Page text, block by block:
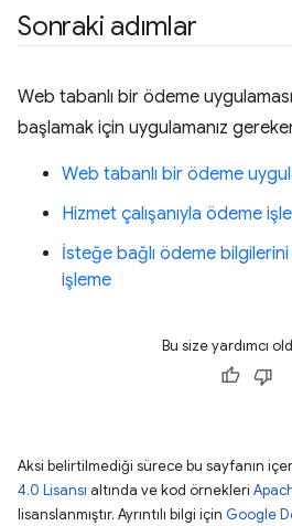
Sonraki adımlar
Web tabanlı bir ödeme
başlamak için uygulamanız
Web tabanlı bir ödeme
Hizmet çalışanıyla ödeme
İsteğe bağlı ödeme bilgilerini
işleme
Bu size yardımcı
Aksi belirtilmediği sürece bu sayfanın
4.0 Lisansı altında ve kod örnekleri
lisanslanmıştır. Ayrıntılı bilgi için Google